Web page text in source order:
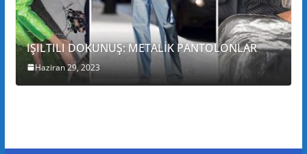
IŞILTILI DOKUNUŞ: METALİK PANTOLONLAR
Haziran 29, 2023